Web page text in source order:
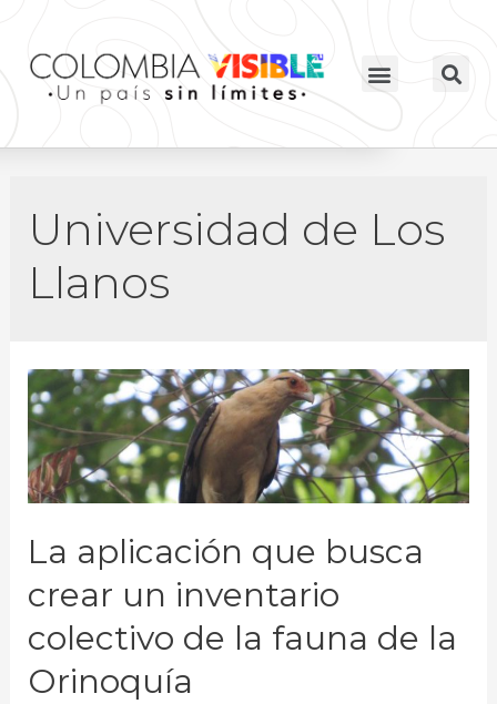
Universidad de Los
Llanos
La aplicación que busca
crear un inventario
colectivo de la fauna de la
Orinoquía